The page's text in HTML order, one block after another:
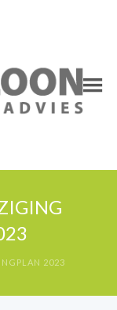
2023